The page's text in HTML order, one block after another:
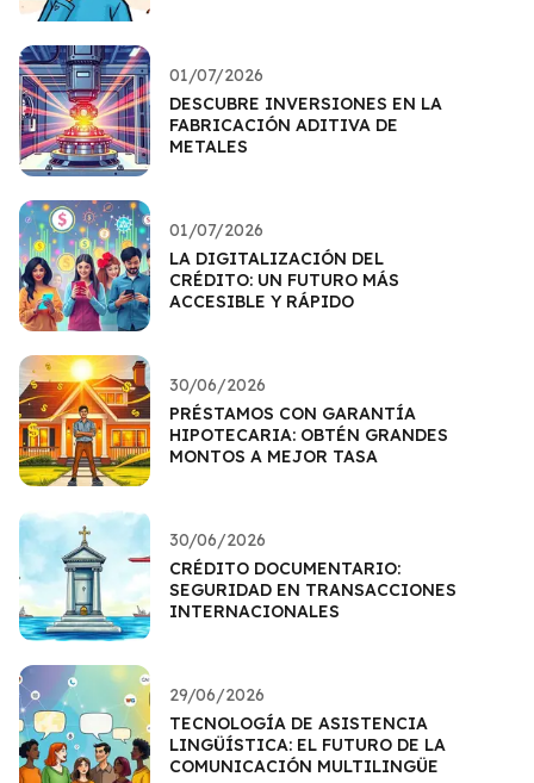
01/07/2026
DESCUBRE INVERSIONES EN LA
FABRICACIÓN ADITIVA DE
METALES
01/07/2026
LA DIGITALIZACIÓN DEL
CRÉDITO: UN FUTURO MÁS
ACCESIBLE Y RÁPIDO
30/06/2026
PRÉSTAMOS CON GARANTÍA
HIPOTECARIA: OBTÉN GRANDES
MONTOS A MEJOR TASA
30/06/2026
CRÉDITO DOCUMENTARIO:
SEGURIDAD EN TRANSACCIONES
INTERNACIONALES
29/06/2026
TECNOLOGÍA DE ASISTENCIA
LINGÜÍSTICA: EL FUTURO DE LA
COMUNICACIÓN MULTILINGÜE